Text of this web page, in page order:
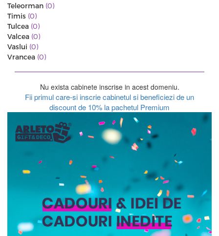
Teleorman (0)
Timis (0)
Tulcea (0)
Valcea (0)
Vaslui (0)
Vrancea (0)
Nu exista cabinete inscrise in acest domeniu.
Fii primul care-si inscrie cabinetul si beneficiezi de un
discount de 10% la pachetul Premium